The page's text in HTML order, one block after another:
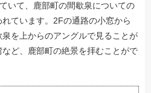
いて、鹿部町の間歇泉についての
ています。2Fの通路の小窓から
を上からのアングルで見ることが
ど、鹿部町の絶景を拝むことがで